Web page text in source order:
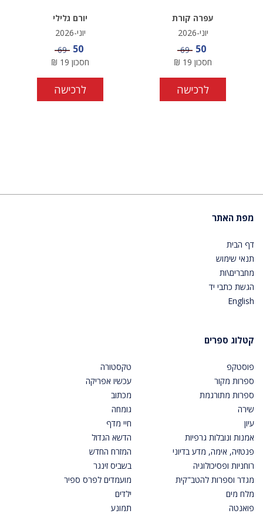
עפרה קורת
יוני-2026
מחיר מבצע
50 מחיר
69
חסכון 19
₪
לרכישה
יורם גלילי
יוני-2026
מחיר מבצע
50 מחיר
69
חסכון 19
₪
לרכישה
מפת האתר
דף הבית
תנאי שימוש
מחברים\ות
הגשת כתבי יד
English
קטלוג ספרים
פוסטקפ
ספרות מקור
ספרות מתורגמת
שירה
עיון
אמנות ונובלות גרפיות
פנטזיה, אימה, מדע בדיוני
רוחניות ופסיכולוגיה
מגדר וספרות להטב"קית
מלח מים
פואנטה
טקסטורה
עכשיו אפריקה
מכתוב
גומחה
חיי מדף
הדשא הגדול
המזרח החדש
בשביס זינגר
מועמדים לפרס ספיר
ילדים
תמונע